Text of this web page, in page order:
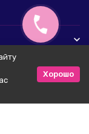
Хорошо